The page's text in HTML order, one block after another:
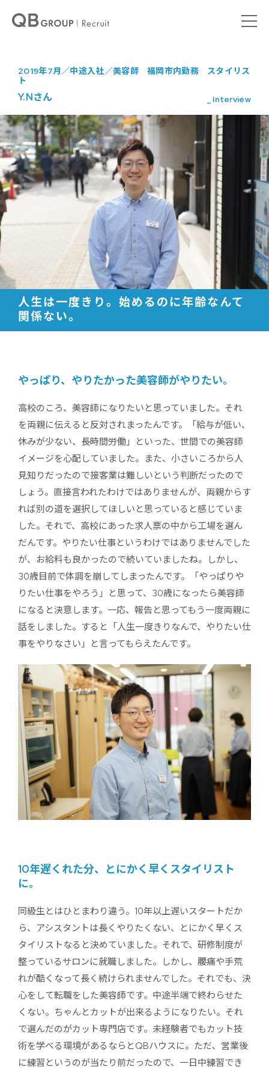
2019年7月／中途入社／美容師 福岡市内勤務 スタイリス
ト
Y.Nさん _ Interview
人生は一度きり。始めるのに年齢なんて
関係ない。
やっぱり、やりたかった美容師がやりたい。
高校のころ、美容師になりたいと思っていました。それ
を両親に伝えると反対されまったんです。「給与が低い、
休みが少ない、長時間労働」といった、世間での美容師
イメージを心配していました。また、小さいころから人
見知りだったので接客業は難しいという判断だったので
しょう。直接言われたわけではありませんが、両親からす
れば別の道を選択してほしいと思っていると感じていま
した。それで、高校にあった求人票の中から工場を選ん
だんです。やりたい仕事というわけではありませんでした
が、お給料も良かったので続いていましたね。しかし、
30歳目前で体調を崩してしまったんです。「やっぱりや
りたい仕事をやろう」と思って、30歳になったら美容師
になると決意します。一応、報告と思ってもう一度両親に
話をしました。すると「人生一度きりなんで、やりたい仕
事をやりなさい」と言ってもらえたんです。
10年遅くれた分、とにかく早くスタイリスト
に。
同級生とはひとまわり違う。10年以上遅いスタートだか
ら、アシスタントは長くやりたくない、とにかく早くス
タイリストなると決めていました。それで、研修制度が
整っているサロンに就職しました。しかし、腰痛や手荒
れが酷くなって長く続けられませんでした。それでも、決
心をして転職をした美容師です。中途半端で終わらせた
くない。ちゃんとカットが出来るようになりたい。それ
で選んだのがカット専門店です。未経験者でもカット技
術を学べる環境があるならとQBハウスに。ただ、営業後
に練習というのが当たり前だったので、一日中練習でき